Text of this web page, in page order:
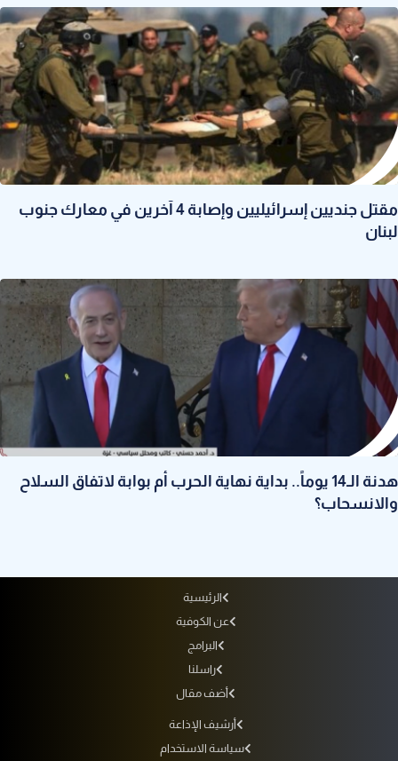
مقتل جنديين إسرائيليين وإصابة 4 آخرين في معارك جنوب
لبنان
هدنة الـ14 يوماً.. بداية نهاية الحرب أم بوابة لاتفاق السلاح
والانسحاب؟
الرئيسية
عن الكوفية
البرامج
راسلنا
أضف مقال
أرشيف الإذاعة
سياسة الاستخدام